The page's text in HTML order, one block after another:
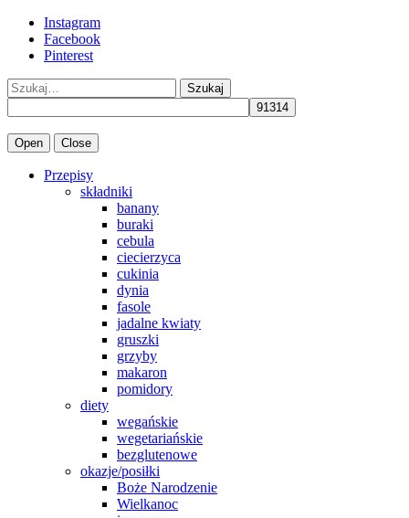
Instagram
Facebook
Pinterest
Szukaj
Open Close
Przepisy
składniki
banany
buraki
cebula
ciecierzyca
cukinia
dynia
fasole
jadalne kwiaty
gruszki
grzyby
makaron
pomidory
diety
wegańskie
wegetariańskie
bezglutenowe
okazje/posiłki
Boże Narodzenie
Wielkanoc